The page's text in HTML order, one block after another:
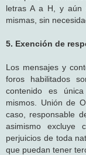
letras A a H, y aún
mismas, sin
5. Exención de
Los mensajes y
foros habilitados
contenido es
mismos. Unión de
caso, responsable
asimismo excluye
perjuicios de toda
que puedan tener